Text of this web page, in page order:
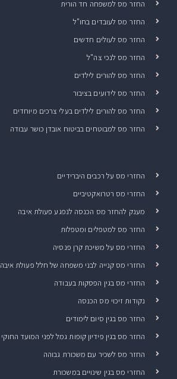
החזר מס למשפחה חד הורית
החזר מס לעובדים בחו"ל
החזר מס לעולים חדשים
החזר מס לנכי צה"ל
החזר מס להורים לילדים
החזר מס לידועים בציבור
החזר מס להורים לילדים בעלי צרכים מיוחדים
החזר מס למבוטחים בביטוח אובדן כושר עבודה
החזרי מס על רכבים היברידיים
החזרי מס רטרואקטיביים
מענק להחזר מס הכנסה לנפגע פעולת איבה
החזר מס למטפלים ומטפלות
החזרי מס על משיכת קרן פנסיה
החזרי מס קנייה לבני משפחה של חלל פעולת איבה
החזרי מס בגין הפסקות בעבודה
נקודות זיכוי מס הכנסה
החזר מס בגין סיום לימודים
החזר מס בגין פידיון קופות גמל לפני המועד החוקי
החזר מס לשכיר עם משכורת גבוהה
החזרי מס בגין שינויים במשכורת